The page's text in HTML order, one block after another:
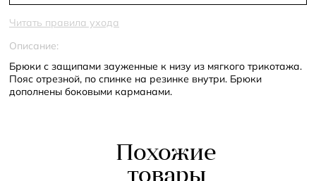
Читать правила ухода
Описание:
Брюки с защипами зауженные к низу из мягкого трикотажа.
Пояс отрезной, по спинке на резинке внутри. Брюки
дополнены боковыми карманами.
Похожие